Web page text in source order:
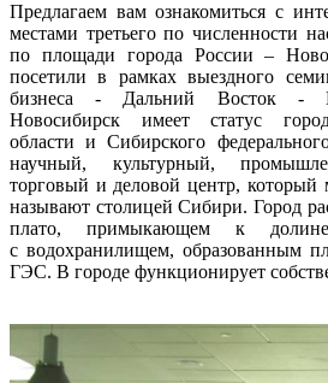
Предлагаем вам ознакомиться с
местами третьего по численности
по площади города России –
посетили в рамках выездного
бизнеса - Дальний Восток -
Новосибирск имеет статус
области и Сибирского
научный, культурный,
торговый и деловой центр, который
называют столицей Сибири. Город
плато, примыкающем к
с водохранилищем, образованным
ГЭС. В городе функционирует